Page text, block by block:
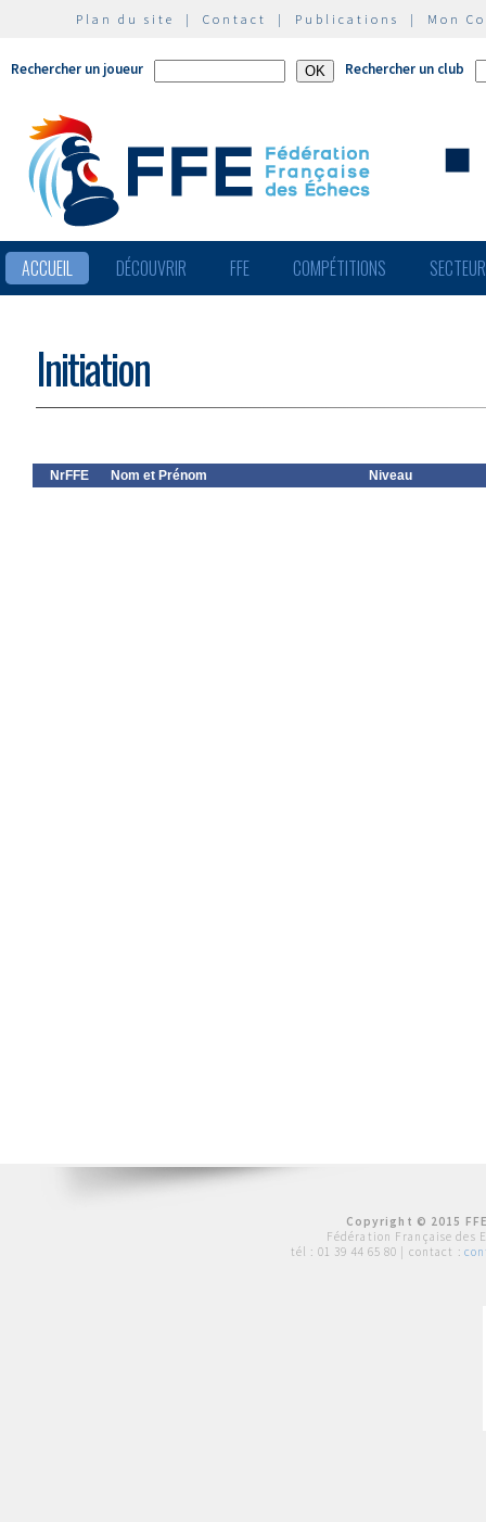
Plan du site | Contact | Publications | Mon
Rechercher un joueur Rechercher un club
ACCUEIL DÉCOUVRIR FFE COMPÉTITIONS
Initiation
NrFFE Nom et Prénom Niveau
Copyright © 2015
Fédération Française des
tél : 01 39 44 65 80 | contact :